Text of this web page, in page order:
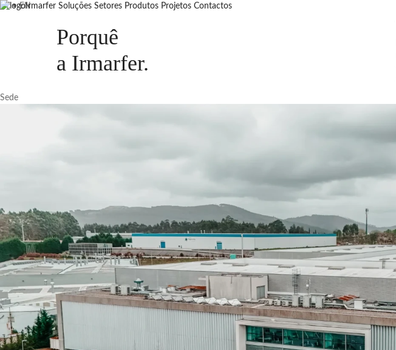
Irmarfer Soluções Setores Produtos Projetos Contactos
PT • EN
Porquê
a Irmarfer.
Sede